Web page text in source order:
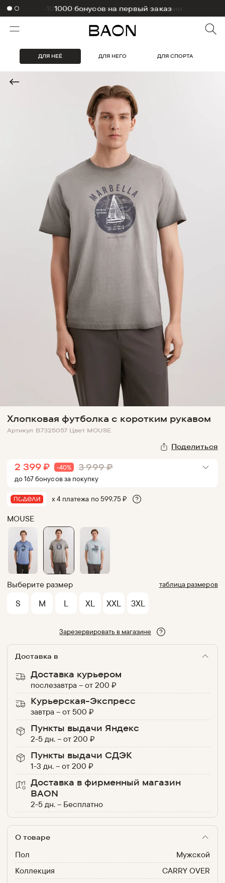
1000 бонусов на первый заказ
ДЛЯ НЕЁ ДЛЯ НЕГО ДЛЯ СПОРТА
Хлопковая футболка с коротким рукавом
Артикул B7325057 Цвет MOUSE
Поделиться
2 399 ₽ -40% 3 999 ₽
до167бонусовза покупку
х 4 платежа по599.75₽
MOUSE
Выберите размер таблица размеров
S M L XL XXL 3XL
Зарезервировать в магазине
Доставка в
Доставка курьером
послезавтра –от200 ₽
Курьерская-Экспресс
завтра –от500 ₽
Пункты выдачи Яндекс
2-5 дн. –от200 ₽
Пункты выдачи СДЭК
1-3 дн. –от200 ₽
Доставка в фирменный магазин
BAON
2-5 дн. – Бесплатно
О товаре
Пол
Мужской
Коллекция
CARRY OVER